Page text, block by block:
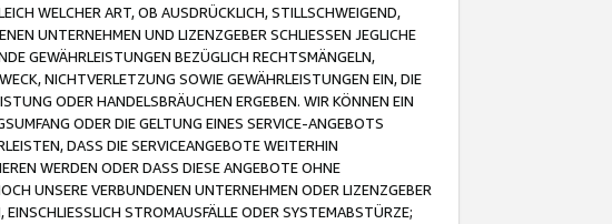
WELCHER ART, OB AUSDRÜCKLICH, STILLSCHWEIGEND,
UNTERNEHMEN UND LIZENZGEBER SCHLIESSEN JEGLICHE
GEWÄHRLEISTUNGEN BEZÜGLICH RECHTSMÄNGELN,
NICHTVERLETZUNG SOWIE GEWÄHRLEISTUNGEN EIN, DIE
ODER HANDELSBRÄUCHEN ERGEBEN. WIR KÖNNEN EIN
ODER DIE GELTUNG EINES SERVICE-ANGEBOTS
DASS DIE SERVICEANGEBOTE WEITERHIN
WERDEN ODER DASS DIESE ANGEBOTE OHNE
UNSERE VERBUNDENEN UNTERNEHMEN ODER LIZENZGEBER
STROMAUSFÄLLE ODER SYSTEMABSTÜRZE;